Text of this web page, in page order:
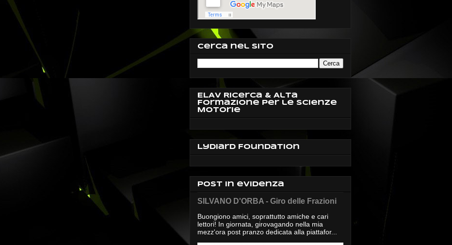
Cerca nel sito
ELAV Ricerca & Alta
Formazione per le Scienze
Motorie
Lydiard Foundation
Post in evidenza
SILVANO D'ORBA - Giro delle Frazioni
Buongiono amici, soprattutto amiche e cari
lettori! In giornata, girovagando nella mia
mezz'ora post pranzo dedicata alla piattafor...